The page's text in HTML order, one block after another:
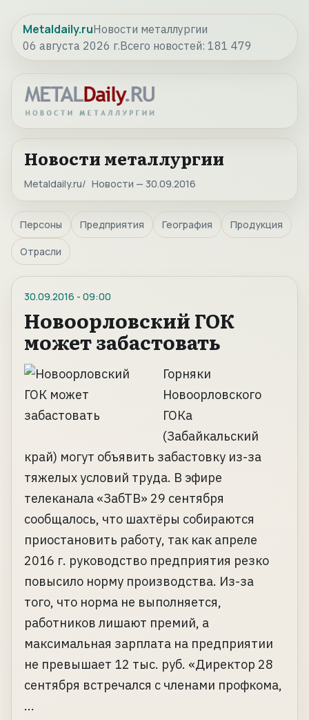
Metaldaily.ruНовости металлургии
06 августа 2026 г.Всего новостей: 181 479
Новости металлургии
Metaldaily.ru Новости — 30.09.2016
Персоны Предприятия География Продукция
Отрасли
30.09.2016 - 09:00
Новоорловский ГОК
может забастовать
Горняки
Новоорловского
ГОКа
(Забайкальский
край) могут объявить забастовку из-за
тяжелых условий труда. В эфире
телеканала «ЗабТВ» 29 сентября
сообщалось, что шахтёры собираются
приостановить работу, так как апреле
2016 г. руководство предприятия резко
повысило норму производства. Из-за
того, что норма не выполняется,
работников лишают премий, а
максимальная зарплата на предприятии
не превышает 12 тыс. руб. «Директор 28
сентября встречался с членами профкома,
...